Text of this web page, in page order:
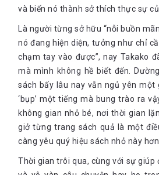
và biến nó thành sở thích thực sự
Là người từng sở hữu “nỗi buồn
nó đang hiện diện, tưởng như chỉ
chạm tay vào được”, nay Takako
mà mình không hề biết đến.
sách bấy lâu nay vẫn ngủ yên một
‘bụp’ một tiếng mà bung trào ra
không gian nhỏ bé, nơi thời gian
giở từng trang sách quả là một
càng yêu quý hiệu sách nhỏ này hơn.
Thời gian trôi qua, cùng với sự giúp